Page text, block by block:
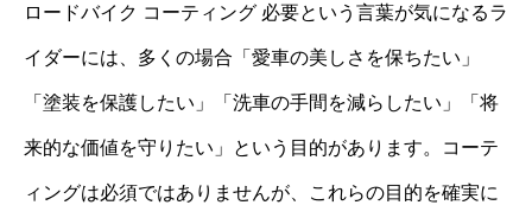
ロードバイク コーティング 必要という言葉が気になるラ
イダーには、多くの場合「愛車の美しさを保ちたい」
「塗装を保護したい」「洗車の手間を減らしたい」「将
来的な価値を守りたい」という目的があります。コーテ
ィングは必須ではありませんが、これらの目的を確実に